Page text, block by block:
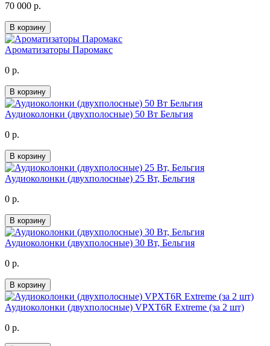
70 000 р.
В корзину
Ароматизаторы Паромакс
0 р.
В корзину
Аудиоколонки (двухполосные) 50 Вт Бельгия
0 р.
В корзину
Аудиоколонки (двухполосные) 25 Вт, Бельгия
0 р.
В корзину
Аудиоколонки (двухполосные) 30 Вт, Бельгия
0 р.
В корзину
Аудиоколонки (двухполосные) VPXT6R Extreme (за 2 шт)
0 р.